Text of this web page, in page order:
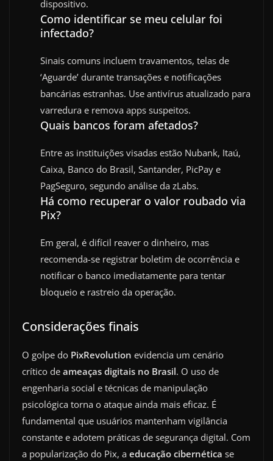
dispositivo.
Como identificar se meu celular foi
infectado?
Sinais comuns incluem travamentos, telas de
‘Aguarde’ durante transações e notificações
bancárias estranhas. Use antivírus atualizado para
varredura e remova apps suspeitos.
Quais bancos foram afetados?
Entre as instituições visadas estão Nubank, Itaú,
Caixa, Banco do Brasil, Santander, PicPay e
PagSeguro, segundo análise da zLabs.
Há como recuperar o valor roubado via
Pix?
Em geral, é difícil reaver o dinheiro, mas
recomenda-se registrar boletim de ocorrência e
notificar o banco imediatamente para tentar
bloqueio e rastreio da operação.
Considerações finais
O golpe do PixRevolution evidencia um cenário
crítico de ameaças digitais no Brasil. O uso de
engenharia social e técnicas de manipulação
psicológica torna o ataque ainda mais eficaz. É
fundamental que usuários mantenham vigilância
constante e adotem práticas de segurança digital. Com
a popularização do Pix, a educação cibernética se